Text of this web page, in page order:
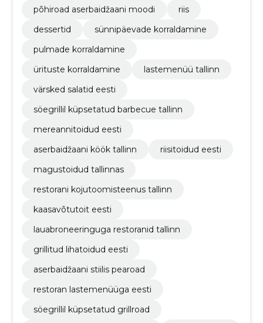
põhiroad aserbaidžaani moodi
riis
dessertid
sünnipäevade korraldamine
pulmade korraldamine
ürituste korraldamine
lastemenüü tallinn
värsked salatid eesti
söegrillil küpsetatud barbecue tallinn
mereannitoidud eesti
aserbaidžaani köök tallinn
riisitoidud eesti
magustoidud tallinnas
restorani kojutoomisteenus tallinn
kaasavõtutoit eesti
lauabroneeringuga restoranid tallinn
grillitud lihatoidud eesti
aserbaidžaani stiilis pearoad
restoran lastemenüüga eesti
söegrillil küpsetatud grillroad